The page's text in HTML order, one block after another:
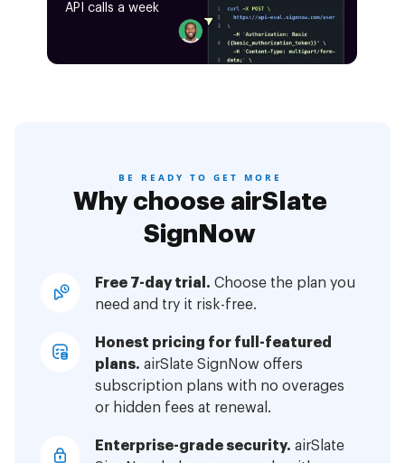
API calls a week
BE READY TO GET MORE
Why choose airSlate
SignNow
Free 7-day trial. Choose the plan you
need and try it risk-free.
Honest pricing for full-featured
plans. airSlate SignNow offers
subscription plans with no overages
or hidden fees at renewal.
Enterprise-grade security. airSlate